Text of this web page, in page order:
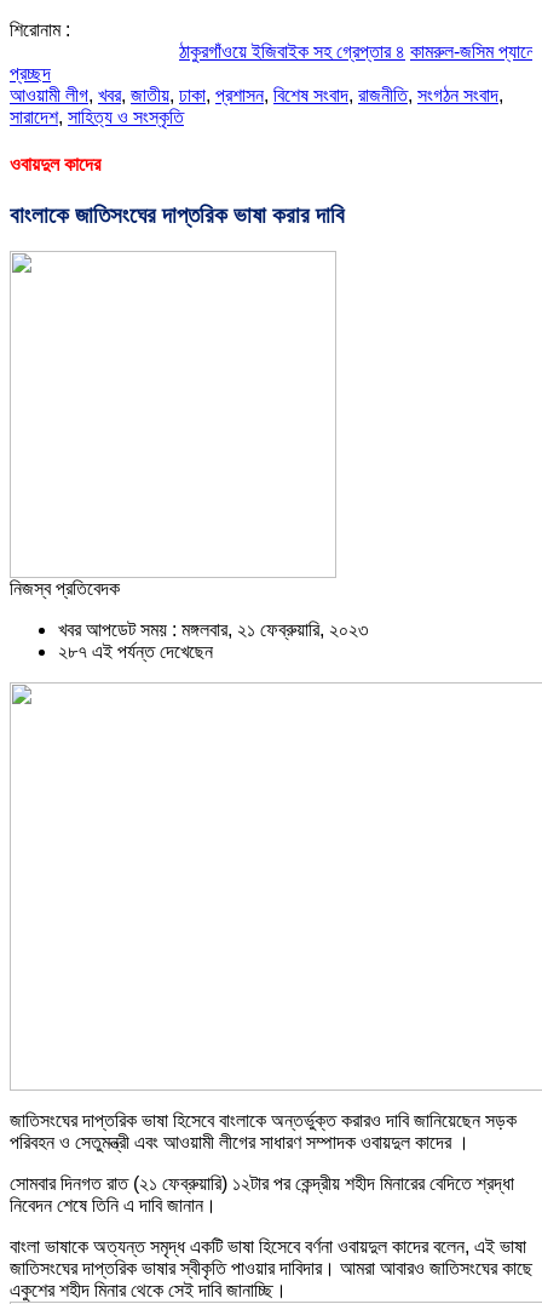
শিরোনাম :
ঠাকুরগাঁওয়ে ইজিবাইক সহ গ্রেপ্তার ৪ কামরুল-জসিম প্যানেলের
প্রচ্ছদ
আওয়ামী লীগ, খবর, জাতীয়, ঢাকা, প্রশাসন, বিশেষ সংবাদ, রাজনীতি, সংগঠন সংবাদ,
সারাদেশ, সাহিত্য ও সংস্কৃতি
ওবায়দুল কাদের
বাংলাকে জাতিসংঘের দাপ্তরিক ভাষা করার দাবি
নিজস্ব প্রতিবেদক
খবর আপডেট সময় : মঙ্গলবার, ২১ ফেব্রুয়ারি, ২০২৩
২৮৭ এই পর্যন্ত দেখেছেন
জাতিসংঘের দাপ্তরিক ভাষা হিসেবে বাংলাকে অন্তর্ভুক্ত করারও দাবি জানিয়েছেন সড়ক
পরিবহন ও সেতুমন্ত্রী এবং আওয়ামী লীগের সাধারণ সম্পাদক ওবায়দুল কাদের ।
সোমবার দিনগত রাত (২১ ফেব্রুয়ারি) ১২টার পর কেন্দ্রীয় শহীদ মিনারের বেদিতে শ্রদ্ধা
নিবেদন শেষে তিনি এ দাবি জানান।
বাংলা ভাষাকে অত্যন্ত সমৃদ্ধ একটি ভাষা হিসেবে বর্ণনা ওবায়দুল কাদের বলেন, এই ভাষা
জাতিসংঘের দাপ্তরিক ভাষার স্বীকৃতি পাওয়ার দাবিদার। আমরা আবারও জাতিসংঘের কাছে
একুশের শহীদ মিনার থেকে সেই দাবি জানাচ্ছি।